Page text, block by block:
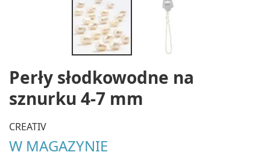
Perły słodkowodne na
sznurku 4-7 mm
CREATIV
W MAGAZYNIE